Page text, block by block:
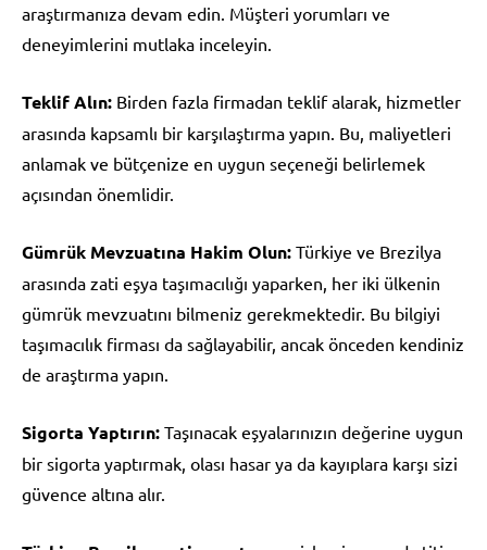
araştırmanıza devam edin. Müşteri yorumları ve
deneyimlerini mutlaka inceleyin.
Teklif Alın: Birden fazla firmadan teklif alarak, hizmetler
arasında kapsamlı bir karşılaştırma yapın. Bu, maliyetleri
anlamak ve bütçenize en uygun seçeneği belirlemek
açısından önemlidir.
Gümrük Mevzuatına Hakim Olun: Türkiye ve Brezilya
arasında zati eşya taşımacılığı yaparken, her iki ülkenin
gümrük mevzuatını bilmeniz gerekmektedir. Bu bilgiyi
taşımacılık firması da sağlayabilir, ancak önceden kendiniz
de araştırma yapın.
Sigorta Yaptırın: Taşınacak eşyalarınızın değerine uygun
bir sigorta yaptırmak, olası hasar ya da kayıplara karşı sizi
güvence altına alır.